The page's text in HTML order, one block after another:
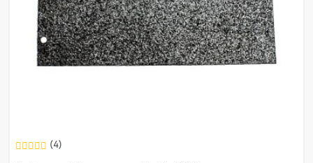
(4)